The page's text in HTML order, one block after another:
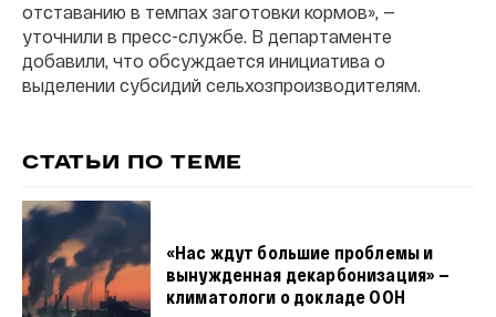
отставанию в темпах заготовки кормов», —
уточнили в пресс-службе. В департаменте
добавили, что обсуждается инициатива о
выделении субсидий сельхозпроизводителям.
СТАТЬИ ПО ТЕМЕ
«Нас ждут большие проблемы и
вынужденная декарбонизация» —
климатологи о докладе ООН